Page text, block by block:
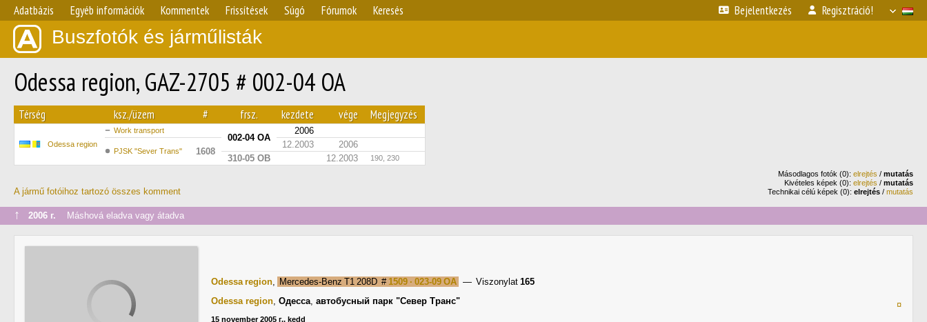
Adatbázis Egyéb információk Kommentek Frissítések Súgó Fórumok Keresés Bejelentkezés Regisztráció!
Buszfotók és járműlisták
Odessa region, GAZ-2705 # 002-04 ОА
Térség ksz./üzem # frsz. kezdete vége Megjegyzés
Odessa region
Work transport
002-04 ОА
2006
PJSK "Sever Trans" 1608
12.2003
2006
310-05 ОВ
12.2003 190, 230
A jármű fotóihoz tartozó összes komment
Másodlagos fotók (0): elrejtés / mutatás
Kivételes képek (0): elrejtés / mutatás
Technikai célú képek (0): elrejtés / mutatás
↑ 2006 г. Máshová eladva vagy átadva
Odessa region, Mercedes-Benz T1 208D #1509 · 023-09 ОА — Viszonylat 165
Odessa region, Одесса, автобусный парк "Север Транс"
15 november 2005 г., kedd
¤